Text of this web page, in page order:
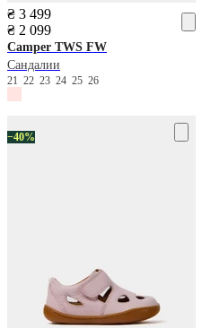
₴ 3 499
₴ 2 099
Camper TWS FW
Сандалии
21 22 23 24 25 26
−40%